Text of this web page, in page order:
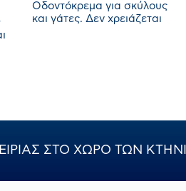
Οδοντόκρεμα για σκύλους
και γάτες. Δεν χρειάζεται
ΣΤΟ ΧΩΡΟ ΤΩΝ